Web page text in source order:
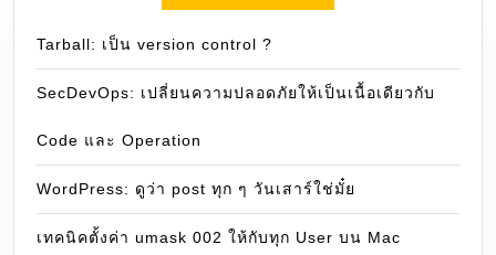
Tarball: เป็น version control ?
SecDevOps: เปลี่ยนความปลอดภัยให้เป็นเนื้อเดียวกับ
Code และ Operation
WordPress: ดูว่า post ทุก ๆ วันเสาร์ใช่มั๋ย
เทคนิคตั้งค่า umask 002 ให้กับทุก User บน Mac